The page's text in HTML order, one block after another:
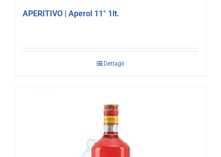
APERITIVO | Aperol 11° 1lt.
Dettagli